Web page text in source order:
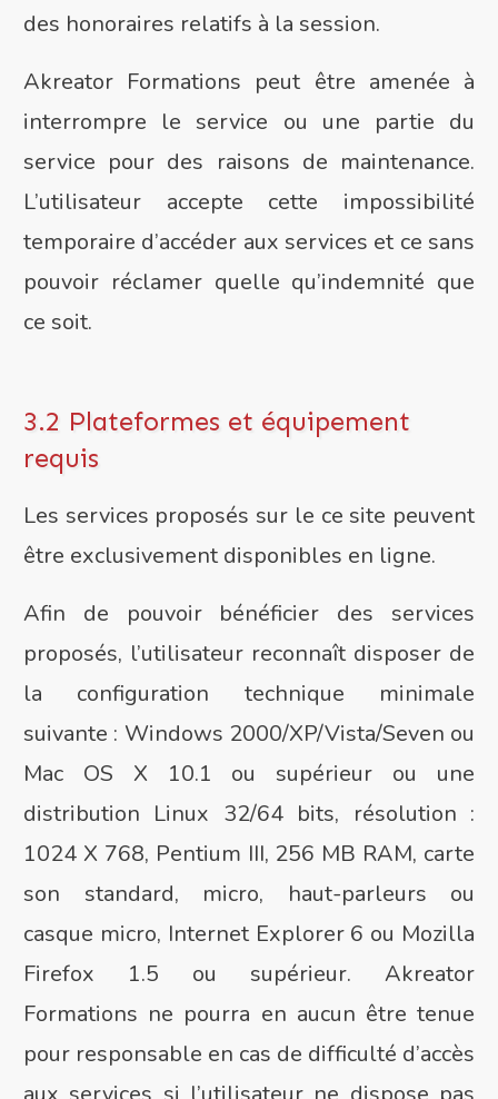
des honoraires relatifs à la session.
Akreator Formations peut être amenée à
interrompre le service ou une partie du
service pour des raisons de maintenance.
L’utilisateur accepte cette impossibilité
temporaire d’accéder aux services et ce sans
pouvoir réclamer quelle qu’indemnité que
ce soit.
3.2 Plateformes et équipement
requis
Les services proposés sur le ce site peuvent
être exclusivement disponibles en ligne.
Afin de pouvoir bénéficier des services
proposés, l’utilisateur reconnaît disposer de
la configuration technique minimale
suivante : Windows 2000/XP/Vista/Seven ou
Mac OS X 10.1 ou supérieur ou une
distribution Linux 32/64 bits, résolution :
1024 X 768, Pentium III, 256 MB RAM, carte
son standard, micro, haut-parleurs ou
casque micro, Internet Explorer 6 ou Mozilla
Firefox 1.5 ou supérieur. Akreator
Formations ne pourra en aucun être tenue
pour responsable en cas de difficulté d’accès